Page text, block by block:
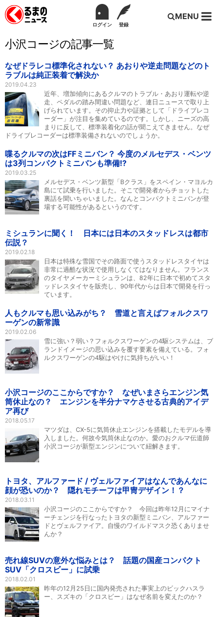
ログイン 登録
MENU
小沢コージの記事一覧
なぜドラレコ標準化されない？ あおりや逆走問題などのト
ラブルは純正装着で解決か
2019.04.23
近年、増加傾向にあるクルマのトラブル・あおり運転や逆
走、ペダルの踏み間違い問題など、連日ニュースで取り上
げられています。その抑止力や証拠として「ドライブレコ
ーダー」が注目を集めているのです。しかし、ニーズの高
まりに反して、標準装着化の話が聞こえてきません。なぜ
ドライブレコーダーは標準装備されないのでしょうか。
喋るクルマの次はFFミニバン？ 今度のメルセデス・ベンツ
は3列コンパクトミニバンも準備!?
2019.03.25
メルセデス・ベンツ新型「Bクラス」をスペイン・マヨルカ
島にて試乗を行いました。そこで開発者からチョットした
裏話を聞いちゃいました。なんとコンパクトミニバンが登
場する可能性があるというのです。
ミシュランに聞く！ 日本には日本のスタッドレスは都市
伝説？
2019.02.18
日本は特殊な雪国でその路面で使うスタッドレスタイヤは
非常に過酷な状況で使用しなくてはなりません。フランス
のタイヤメーカーミシュランは、82年に日本で初めてスタ
ッドレスタイヤを販売し、90年代からは日本で開発を行っ
ています。
人もクルマも思い込みがち？ 雪道と言えばフォルクスワ
ーゲンの新常識
2019.02.06
雪に強い？弱い？フォルクスワーゲンの4駆システムは、ブ
ランドイメージの思い込みを覆す要素を備えている。フォ
ルクスワーゲンの4駆はやけに気持ちがいい！
小沢コージのここからですか？ なぜいまさらエンジン気
筒休止なの？ エンジンを半分ナマケさせる古典的アイデ
ア再び
2018.05.17
マツダは、CX-5に気筒休止エンジンを搭載したモデルを導
入しました。何故今気筒休止なのか。愛のおクルマ伝道師
小沢コージが新型エンジンについて紐解きます。
トヨタ、アルファード / ヴェルファイアはなんであんなに
顔が恐いのか？ 隠れモチーフは甲冑デザイン！？
2018.03.11
小沢コージのここからですか？ 今回は昨年12月にマイナ
ーチェンジを行なったトヨタの新型ミニバン、アルファー
ドとヴェルファイア。自慢のワイルドマスク恐くありませ
んか？
売れ線SUVの意外な悩みとは？ 話題の国産コンパクト
SUV「クロスビー」に試乗
2018.02.01
昨年の12月25日に国内発売された事実上のビックハスラ
ー、スズキの「クロスビー」はなぜ名前を変えたのか？